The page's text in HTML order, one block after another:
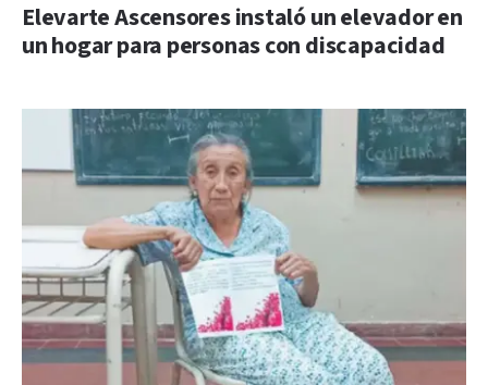
Elevarte Ascensores instaló un elevador en
un hogar para personas con discapacidad